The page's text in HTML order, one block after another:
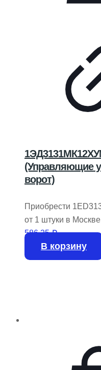
(Управляющие
ворот)
Приобрести
от 1 штуки в
INFINEON
На складе имеется
586,25₽
В корзину